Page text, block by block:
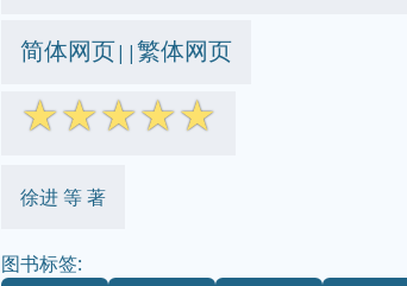
简体网页||繁体网页
☆☆☆☆☆
徐进 等 著
图书标签: